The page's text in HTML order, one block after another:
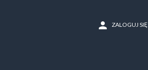
person ZALOGUJ SIĘ